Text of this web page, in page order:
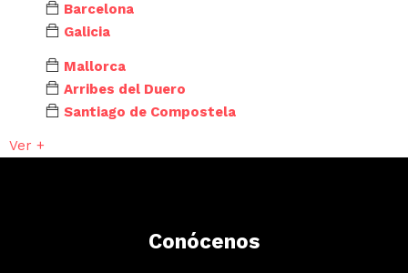
Barcelona
Galicia
Mallorca
Arribes del Duero
Santiago de Compostela
Ver +
Conócenos